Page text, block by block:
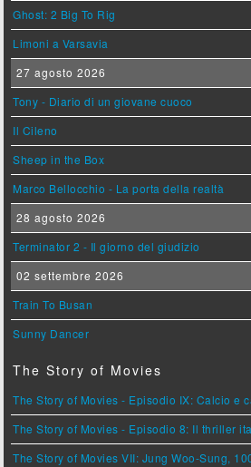
Ghost: 2 Big To Rig
Limoni a Varsavia
27 agosto 2026
Tony - Diario di un giovane cuoco
Il Cileno
Sheep in the Box
Marco Bellocchio - La porta della realtà
28 agosto 2026
Terminator 2 - Il giorno del giudizio
02 settembre 2026
Train To Busan
Sunny Dancer
The Story of Movies
The Story of Movies - Episodio IX: Calcio e
The Story of Movies - Episodio 8: Il thriller
The Story of Movies VII: Jung Woo-Sung,